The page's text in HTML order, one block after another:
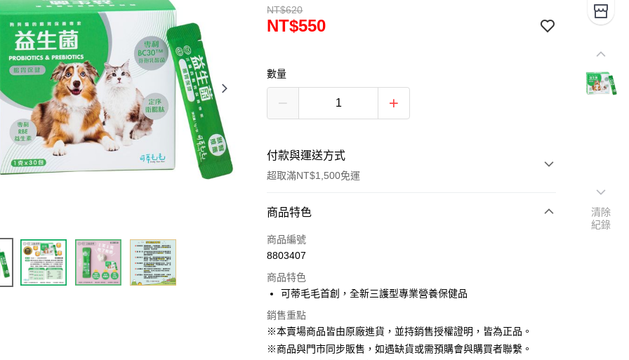
NT$620
NT$550
數量
付款與運送方式
超取滿NT$1,500免運
付款方式
信用卡一次付款
LINE Pay
Apple Pay
商品特色
商品編號
8803407
商品特色
可蒂毛毛首創，全新三護型專業營養保健品
銷售重點
※本賣場商品皆由原廠進貨，並持銷售授權證明，皆為正品。
※商品與門市同步販售，如遇缺貨或需預購會與購買者聯繫。
清除
紀錄